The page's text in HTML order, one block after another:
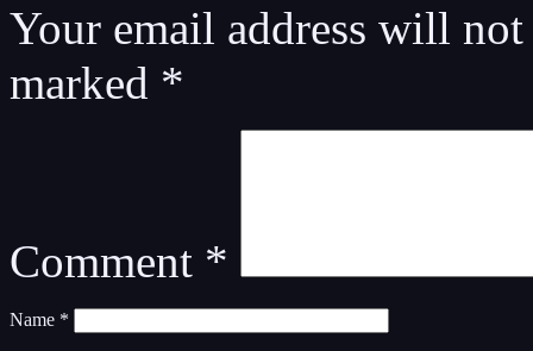
Your email address will
marked *
Comment *
Name *